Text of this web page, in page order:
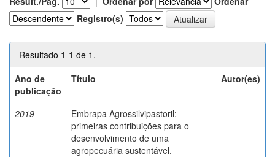
Registro(s)
Resultado 1-1 de 1.
Ano de
publicação
Título Autor(es)
2019
Embrapa Agrossilvipastoril:
primeiras contribuições para o
desenvolvimento de uma
agropecuária sustentável.
-